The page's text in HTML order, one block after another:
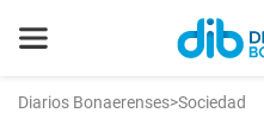
Diarios Bonaerenses>Sociedad